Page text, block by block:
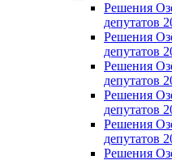
Решения
депутатов
Решения
депутатов
Решения
депутатов
Решения
депутатов
Решения
депутатов
Решения